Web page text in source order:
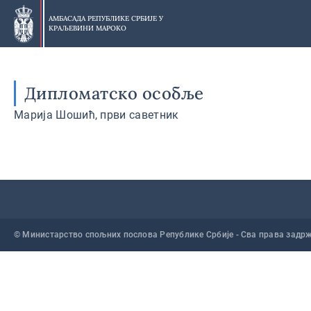
Прескочи
главни
део
АМБАСАДА РЕПУБЛИКЕ СРБИЈЕ У
КРАЉЕВИНИ МАРОКО
Дипломатско особље
Марија Шошић, први саветник
© Министарство спољних послова Републике Србије - Сва права